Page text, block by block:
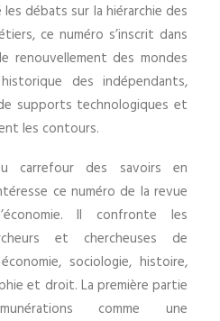
débats sur la hiérarchie des
ce numéro s’inscrit dans
renouvellement des mondes
des indépendants,
supports technologiques et
les contours.
carrefour des savoirs en
ce numéro de la revue
Il confronte les
et chercheuses de
sociologie, histoire,
et droit. La première partie
comme une